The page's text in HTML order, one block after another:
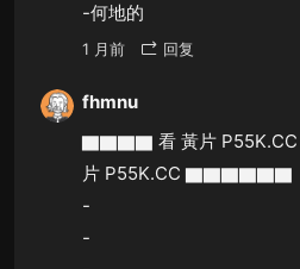
-何地的
1 月前 回复
fhmnu
▇▇▇▇ 看 黃片
片 P55K.CC ▇▇▇▇▇▇
-
-